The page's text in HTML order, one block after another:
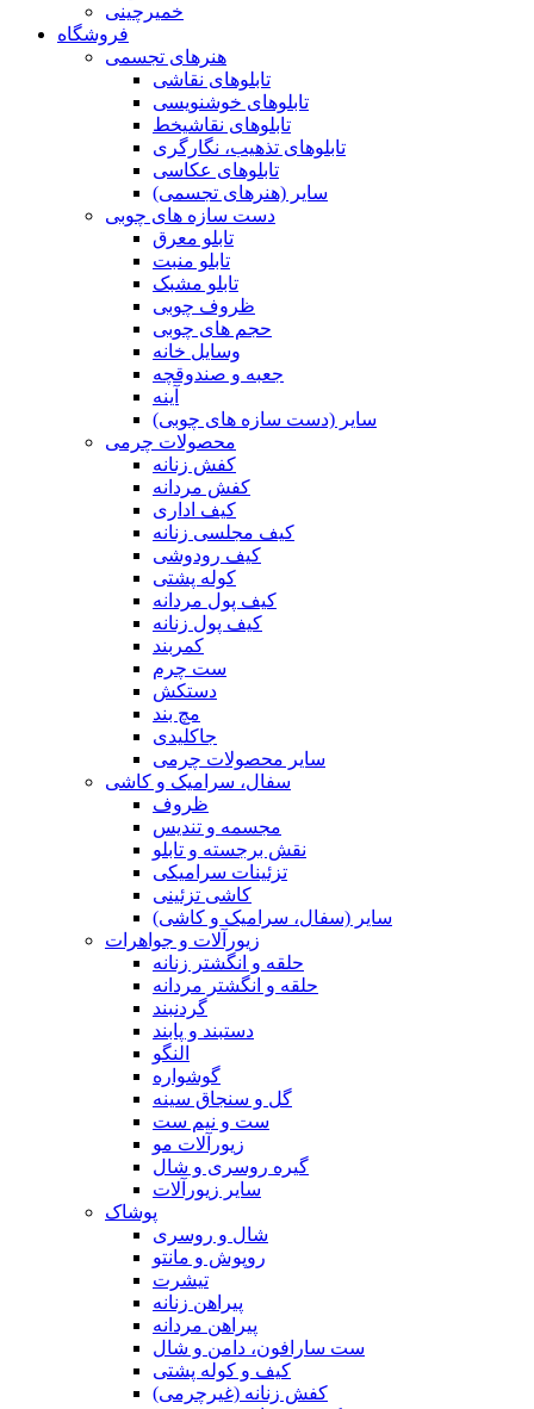
خمیرچینی
فروشگاه
هنرهای تجسمی
تابلوهای نقاشی
تابلوهای خوشنویسی
تابلوهای نقاشیخط
تابلوهای تذهیب، نگارگری
تابلوهای عکاسی
سایر (هنرهای تجسمی)
دست سازه های چوبی
تابلو معرق
تابلو منبت
تابلو مشبک
ظروف چوبی
حجم های چوبی
وسایل خانه
جعبه و صندوقچه
آینه
سایر (دست سازه های چوبی)
محصولات چرمی
کفش زنانه
کفش مردانه
کیف اداری
کیف مجلسی زنانه
کیف رودوشی
کوله پشتی
کیف پول مردانه
کیف پول زنانه
کمربند
ست چرم
دستکش
مچ بند
جاکلیدی
سایر محصولات چرمی
سفال، سرامیک و کاشی
ظروف
مجسمه و تندیس
نقش برجسته و تابلو
تزئینات سرامیکی
کاشی تزئینی
سایر (سفال، سرامیک و کاشی)
زیورآلات و جواهرات
حلقه و انگشتر زنانه
حلقه و انگشتر مردانه
گردنبند
دستبند و پابند
النگو
گوشواره
گل و سنجاق سینه
ست و نیم ست
زیورآلات مو
گیره روسری و شال
سایر زیورآلات
پوشاک
شال و روسری
روپوش و مانتو
تیشرت
پیراهن زنانه
پیراهن مردانه
ست سارافون، دامن و شال
کیف و کوله پشتی
کفش زنانه (غیرچرمی)